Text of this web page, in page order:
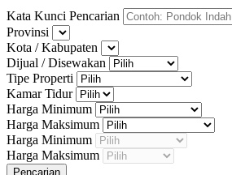
Kata Kunci Pencarian
Provinsi
Kota / Kabupaten
Dijual / Disewakan
Tipe Properti
Kamar Tidur
Harga Minimum
Harga Maksimum
Harga Minimum
Harga Maksimum